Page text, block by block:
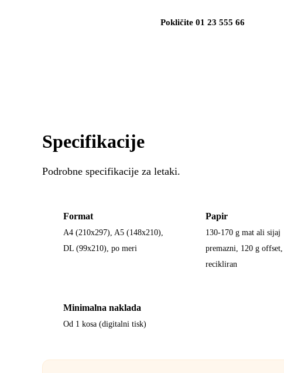
Pokličite 01 23 555 66
Specifikacije
Podrobne specifikacije za letaki.
Format
A4 (210x297), A5 (148x210),
DL (99x210), po meri
Papir
130-170 g mat ali sijaj
premazni, 120 g offset,
recikliran
Minimalna naklada
Od 1 kosa (digitalni tisk)